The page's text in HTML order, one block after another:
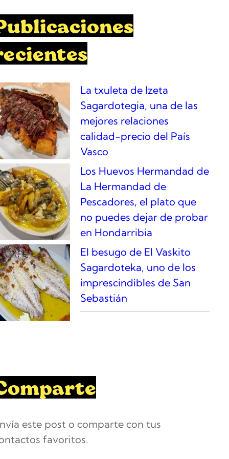
La txuleta de Izeta
Sagardotegia, una de las
mejores relaciones
calidad-precio del País
Vasco
Los Huevos Hermandad de
La Hermandad de
Pescadores, el plato que
no puedes dejar de probar
en Hondarribia
El besugo de El Vaskito
Sagardoteka, uno de los
imprescindibles de San
Sebastián
este post o comparte con tus
favoritos.